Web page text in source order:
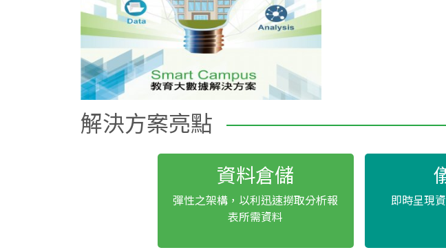
解決方案亮點
資料倉儲
彈性之架構，以利迅速撈取分析報
表所需資料
即時呈現